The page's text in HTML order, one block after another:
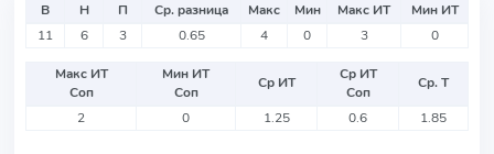
В Н П Ср. разница Макс Мин Макс ИТ
Мин ИТ
11
6 3 0.65 4 0 3 0
Макс ИТ
Соп
Мин ИТ
Соп
Ср ИТ
Ср ИТ
Соп
Ср. Т
2
0 1.25 0.6 1.85